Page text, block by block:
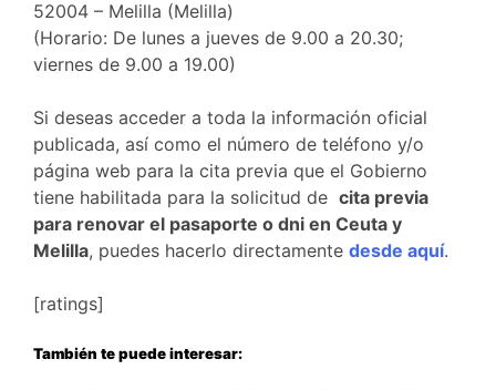
52004 – Melilla (Melilla)
(Horario: De lunes a jueves de 9.00 a 20.30;
viernes de 9.00 a 19.00)
Si deseas acceder a toda la información oficial
publicada, así como el número de teléfono y/o
página web para la cita previa que el Gobierno
tiene habilitada para la solicitud de cita previa
para renovar el pasaporte o dni en Ceuta y
Melilla, puedes hacerlo directamente desde aquí.
[ratings]
También te puede interesar: